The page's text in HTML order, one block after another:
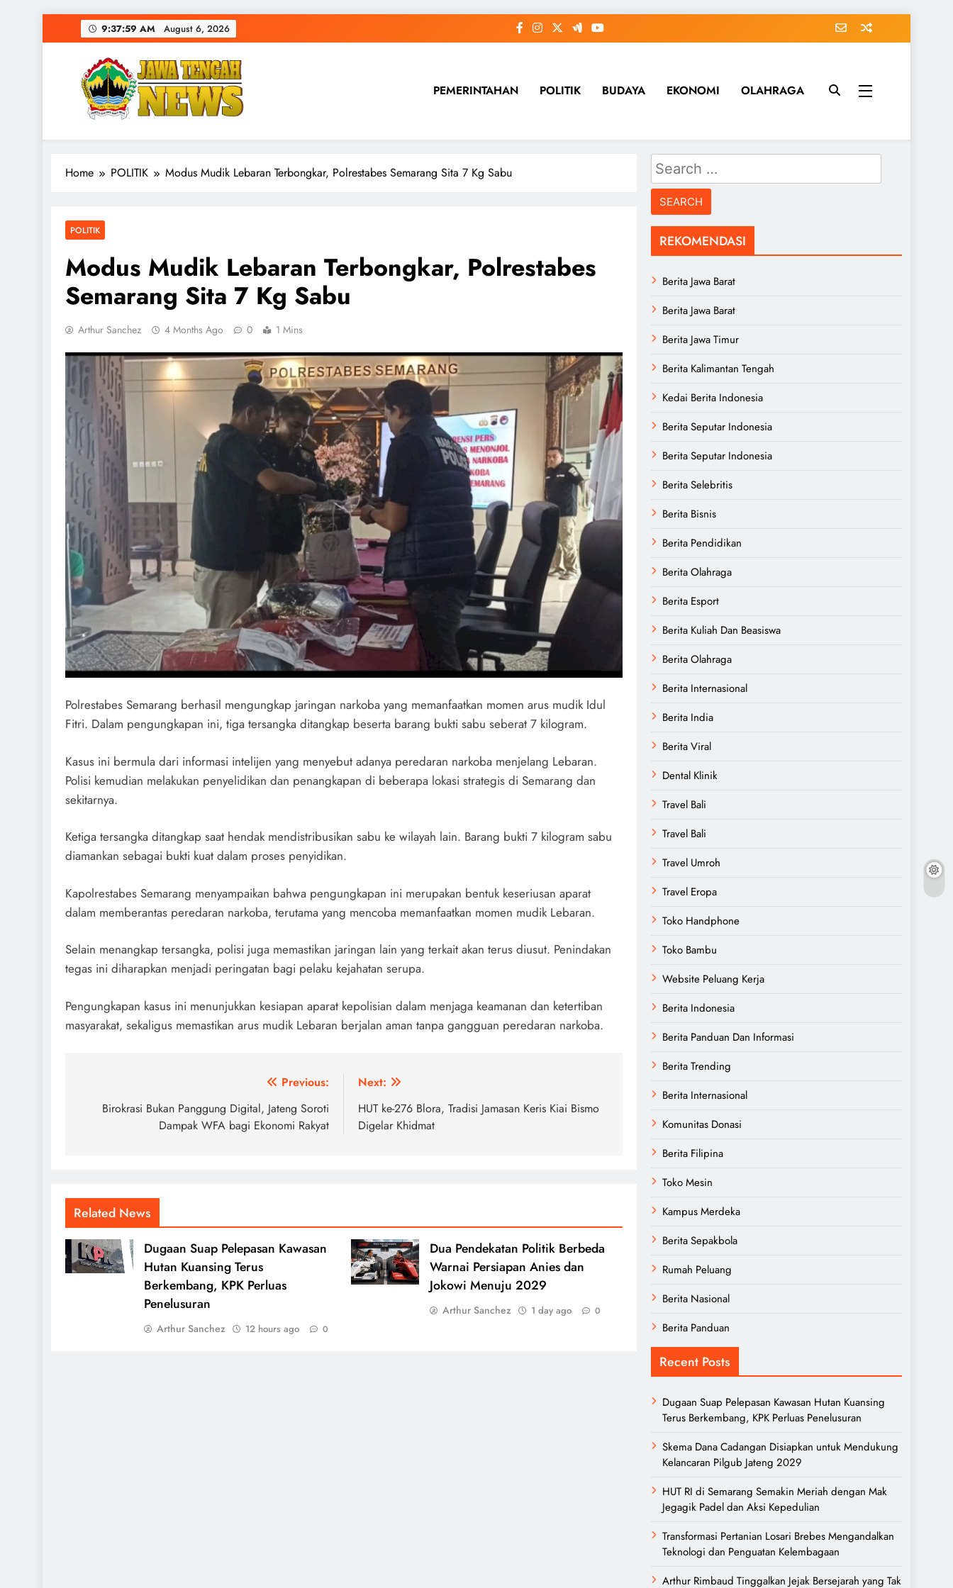
to
9:38:00 AM August 6, 2026
PEMERINTAHAN POLITIK BUDAYA EKONOMI OLAHRAGA
Home POLITIK Modus Mudik Lebaran Terbongkar, Polrestabes Semarang Sita 7 Kg Sabu
POLITIK
Modus Mudik Lebaran Terbongkar, Polrestabes
Semarang Sita 7 Kg Sabu
Arthur Sanchez 4 Months Ago 0 1 Mins
Polrestabes Semarang berhasil mengungkap jaringan narkoba yang memanfaatkan momen arus mudik Idul
Fitri. Dalam pengungkapan ini, tiga tersangka ditangkap beserta barang bukti sabu seberat 7 kilogram.
Kasus ini bermula dari informasi intelijen yang menyebut adanya peredaran narkoba menjelang Lebaran.
Polisi kemudian melakukan penyelidikan dan penangkapan di beberapa lokasi strategis di Semarang dan
sekitarnya.
Ketiga tersangka ditangkap saat hendak mendistribusikan sabu ke wilayah lain. Barang bukti 7 kilogram sabu
diamankan sebagai bukti kuat dalam proses penyidikan.
Kapolrestabes Semarang menyampaikan bahwa pengungkapan ini merupakan bentuk keseriusan aparat
dalam memberantas peredaran narkoba, terutama yang mencoba memanfaatkan momen mudik Lebaran.
Selain menangkap tersangka, polisi juga memastikan jaringan lain yang terkait akan terus diusut. Penindakan
tegas ini diharapkan menjadi peringatan bagi pelaku kejahatan serupa.
Pengungkapan kasus ini menunjukkan kesiapan aparat kepolisian dalam menjaga keamanan dan ketertiban
masyarakat, sekaligus memastikan arus mudik Lebaran berjalan aman tanpa gangguan peredaran narkoba.
navigation
Previous:
Birokrasi Bukan Panggung Digital, Jateng Soroti
Dampak WFA bagi Ekonomi Rakyat
Next:
HUT ke-276 Blora, Tradisi Jamasan Keris Kiai Bismo
Digelar Khidmat
Related News
Dugaan Suap Pelepasan Kawasan
Hutan Kuansing Terus
Berkembang, KPK Perluas
Penelusuran
Arthur Sanchez 12 hours ago 0
Dua Pendekatan Politik Berbeda
Warnai Persiapan Anies dan
Jokowi Menuju 2029
Arthur Sanchez 1 day ago 0
Search
for:
REKOMENDASI
Berita Jawa Barat
Berita Jawa Barat
Berita Jawa Timur
Berita Kalimantan Tengah
Kedai Berita Indonesia
Berita Seputar Indonesia
Berita Seputar Indonesia
Berita Selebritis
Berita Bisnis
Berita Pendidikan
Berita Olahraga
Berita Esport
Berita Kuliah Dan Beasiswa
Berita Olahraga
Berita Internasional
Berita India
Berita Viral
Dental Klinik
Travel Bali
Travel Bali
Travel Umroh
Travel Eropa
Toko Handphone
Toko Bambu
Website Peluang Kerja
Berita Indonesia
Berita Panduan Dan Informasi
Berita Trending
Berita Internasional
Komunitas Donasi
Berita Filipina
Toko Mesin
Kampus Merdeka
Berita Sepakbola
Rumah Peluang
Berita Nasional
Berita Panduan
Recent Posts
Dugaan Suap Pelepasan Kawasan Hutan Kuansing
Terus Berkembang, KPK Perluas Penelusuran
Skema Dana Cadangan Disiapkan untuk Mendukung
Kelancaran Pilgub Jateng 2029
HUT RI di Semarang Semakin Meriah dengan Mak
Jegagik Padel dan Aksi Kepedulian
Transformasi Pertanian Losari Brebes Mengandalkan
Teknologi dan Penguatan Kelembagaan
Arthur Rimbaud Tinggalkan Jejak Bersejarah yang Tak